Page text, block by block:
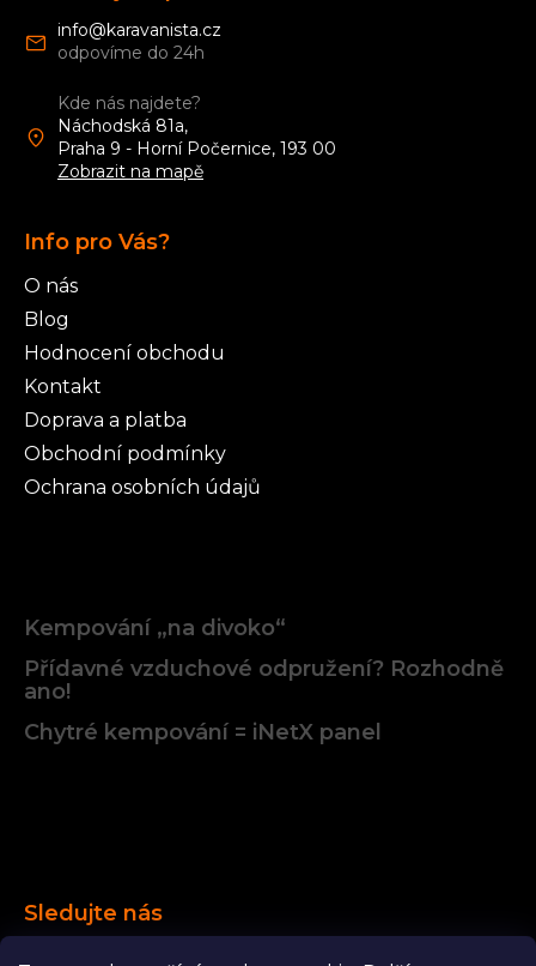
info@karavanista.cz
Kde nás najdete?
Náchodská 81a,
Praha 9 - Horní Počernice, 193 00
Zobrazit na mapě
Info pro Vás?
O nás
Blog
Hodnocení obchodu
Kontakt
Doprava a platba
Obchodní podmínky
Ochrana osobních údajů
Kempování „na divoko“
Přídavné vzduchové odpružení? Rozhodně
ano!
Chytré kempování = iNetX panel
Sledujte nás